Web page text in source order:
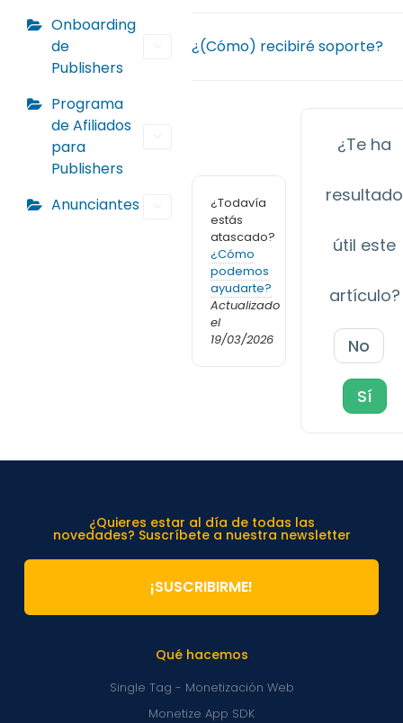
Onboarding
de
Publishers
Programa
de Afiliados
para
Publishers
Anunciantes
¿(Cómo) recibiré soporte?
¿Todavía
estás
atascado?
¿Cómo
podemos
ayudarte?
Actualizado
el
19/03/2026
¿Te ha
resultado
útil este
artículo?
No
Sí
Qué hacemos
Single Tag - Monetización Web
Monetize App SDK
¿Quieres estar al día de todas las
novedades? Suscríbete a nuestra newsletter
¡SUSCRIBIRME!